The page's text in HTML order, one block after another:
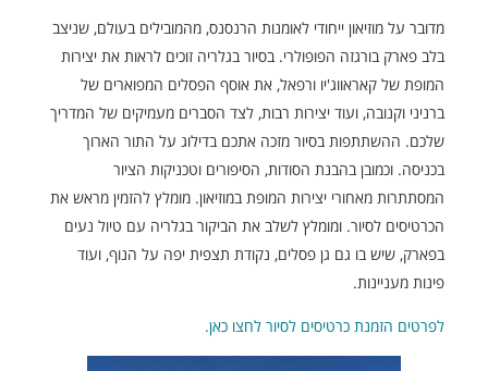
מדובר על מוזיאון ייחודי לאומנות הרנסנס, מהמובילים בעולם, שניצב
בלב פארק בורגזה הפופולרי. בסיור בגלריה זוכים לראות את יצירות
המופת של קאראווג'יו ורפאל, את אוסף הפסלים המפוארים של
ברניני וקנובה, ועוד יצירות רבות, לצד הסברים מעמיקים של המדריך
שלכם. ההשתתפות בסיור מזכה אתכם בדילוג על התור הארוך
בכניסה. וכמובן בהבנת הסודות, הסיפורים וטכניקות הציור
המסתתרות מאחורי יצירות המופת במוזיאון. מומלץ להזמין מראש את
הכרטיסים לסיור. ומומלץ לשלב את הביקור בגלריה עם טיול נעים
בפארק, שיש בו גם גן פסלים, נקודת תצפית יפה על הנוף, ועוד
פינות מעניינות.
לפרטים הזמנת כרטיסים לסיור לחצו כאן.